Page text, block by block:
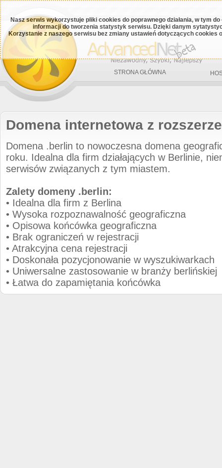
Nasz serwis wykorzystuje pliki cookies do poprawnego działania, w tym
informacji do tworzenia statystyk serwisu. Dzięki danym
Korzystanie z naszego serwisu bez zmiany ustawień dotyczących cookies
STRONA GŁÓWNA
Domena internetowa z
Domena .berlin to nowoczesna domena
roku. Idealna dla firm działających w Berlinie,
serwisów związanych z tym miastem.
Zalety domeny .berlin:
• Idealna dla firm z Berlina
• Wysoka rozpoznawalność geograficzna
• Opisowa końcówka geograficzna
• Brak ograniczeń w rejestracji
• Atrakcyjna cena rejestracji
• Doskonała pozycjonowanie w wyszukiwarkach
• Uniwersalne zastosowanie w branży berlińskiej
• Łatwa do zapamiętania końcówka